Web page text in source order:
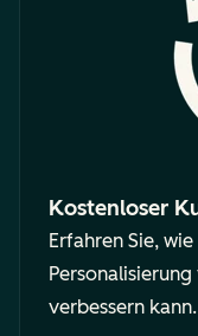
Kostenloser
Erfahren Sie,
verbessern kann.